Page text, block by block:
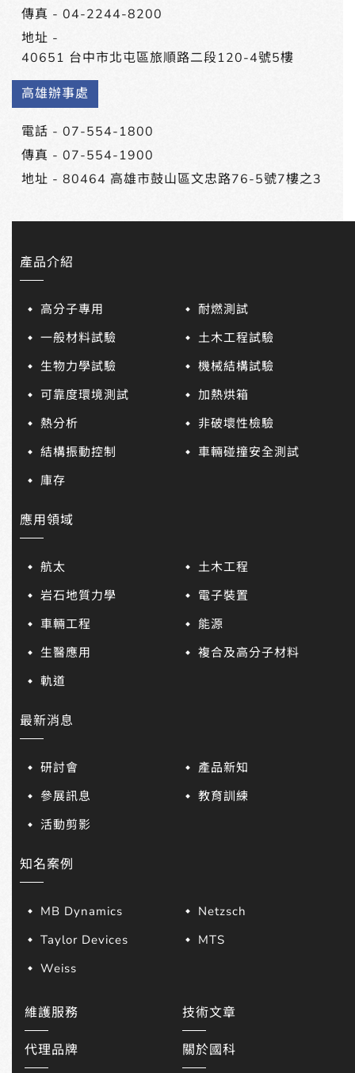
傳真 - 04-2244-8200
地址 -
40651 台中市北屯區旅順路二段120-4號5樓
高雄辦事處
電話 - 07-554-1800
傳真 - 07-554-1900
地址 - 80464 高雄市鼓山區文忠路76-5號7樓之3
產品介紹
高分子專用
耐燃測試
一般材料試驗
土木工程試驗
生物力學試驗
機械結構試驗
可靠度環境測試
加熱烘箱
熱分析
非破壞性檢驗
結構振動控制
車輛碰撞安全測試
庫存
應用領域
航太
土木工程
岩石地質力學
電子裝置
車輛工程
能源
生醫應用
複合及高分子材料
軌道
最新消息
研討會
產品新知
參展訊息
教育訓練
活動剪影
知名案例
MB Dynamics
Netzsch
Taylor Devices
MTS
Weiss
維護服務 技術文章
代理品牌 關於國科